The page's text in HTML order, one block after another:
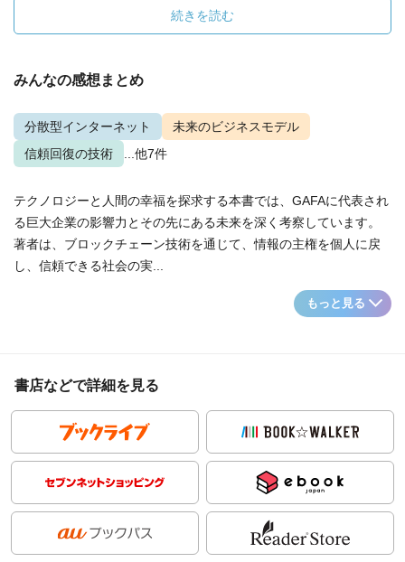
続きを読む
みんなの感想まとめ
分散型インターネット
未来のビジネスモデル
信頼回復の技術
...他7件
テクノロジーと人間の幸福を探求する本書では、GAFAに代表され
る巨大企業の影響力とその先にある未来を深く考察しています。
著者は、ブロックチェーン技術を通じて、情報の主権を個人に戻
し、信頼できる社会の実...
もっと見る
書店などで詳細を見る